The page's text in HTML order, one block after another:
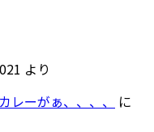
より
レーがぁ、、、、
に